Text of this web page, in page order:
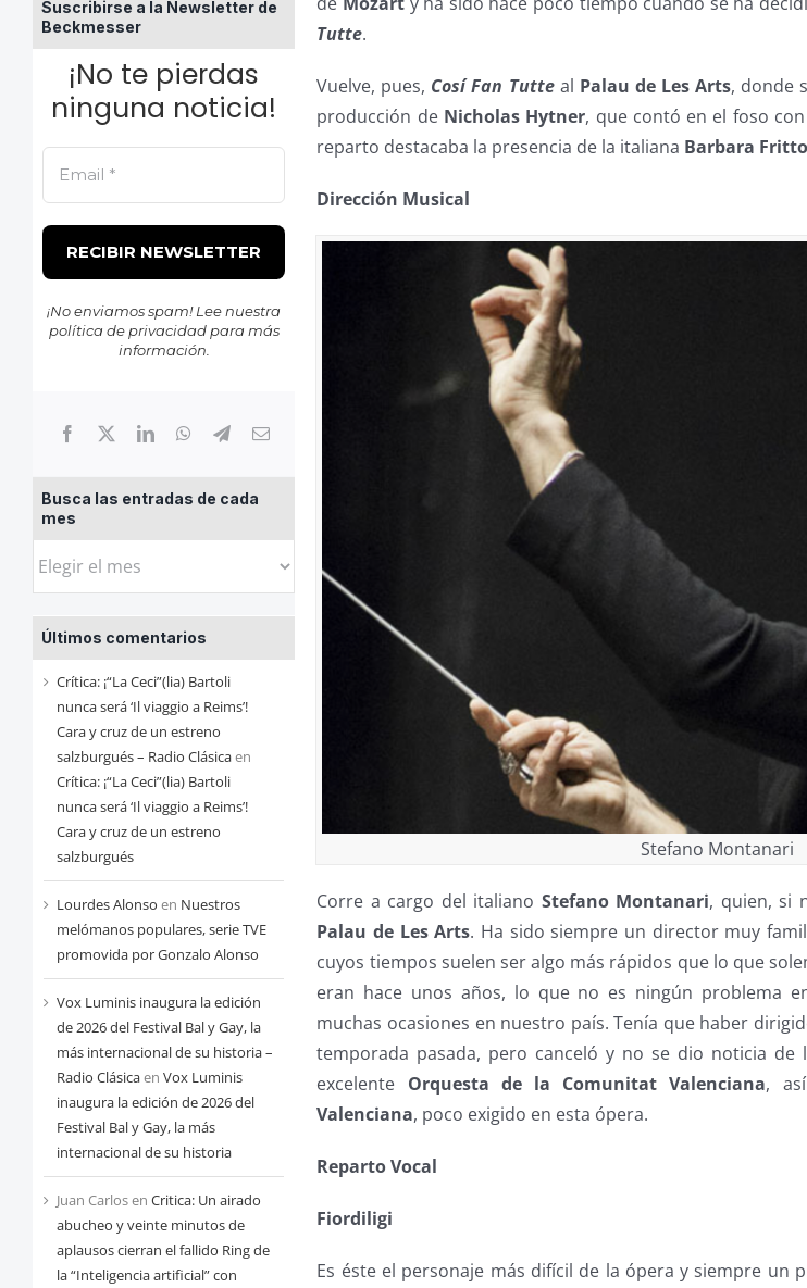
Suscribirse a la Newsletter de
Beckmesser
¡No te pierdas
ninguna noticia!
¡No enviamos spam! Lee nuestra
política de privacidadpara más
información.
Busca las entradas de cada
mes
Busca
entradas
de
cada
mes
Últimos comentarios
Crítica: ¡“La Ceci”(lia) Bartoli
nunca será ‘Il viaggio a Reims’!
Cara y cruz de un estreno
salzburgués – Radio Clásicaen
Crítica: ¡“La Ceci”(lia) Bartoli
nunca será ‘Il viaggio a Reims’!
Cara y cruz de un estreno
salzburgués
Lourdes Alonso en Nuestros
melómanos populares, serie TVE
promovida por Gonzalo Alonso
Vox Luminis inaugura la edición
de 2026 del Festival Bal y Gay, la
más internacional de su historia –
Radio Clásicaen Vox Luminis
inaugura la edición de 2026 del
Festival Bal y Gay, la más
internacional de su historia
Juan Carlosen Critica: Un airado
abucheo y veinte minutos de
aplausos cierran el fallido Ring de
la “Inteligencia artificial” con
Tutte.
Vuelve, pues, Cosí Fan Tutteal Palau de Les Arts, donde
producción de Nicholas Hytner, que contó en el foso
reparto destacaba la presencia de la italiana Barbara
Dirección Musical
Stefano Montanari
Corre a cargo del italiano Stefano Montanari, quien, si
Palau de Les Arts. Ha sido siempre un director muy
cuyos tiempos suelen ser algo más rápidos que lo que
eran hace unos años, lo que no es ningún problema
muchas ocasiones en nuestro país. Tenía que haber
temporada pasada, pero canceló y no se dio noticia de
excelente Orquesta de la Comunitat Valenciana,
Valenciana, poco exigido en esta ópera.
Reparto Vocal
Fiordiligi
Es éste el personaje más difícil de la ópera y siempre un